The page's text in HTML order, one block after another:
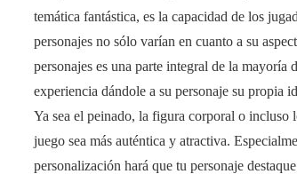
temática fantástica, es la capacidad de los
personajes no sólo varían en cuanto a su
personajes es una parte integral de la mayoría
experiencia dándole a su personaje su propia
Ya sea el peinado, la figura corporal o incluso
juego sea más auténtica y atractiva.
personalización hará que tu personaje